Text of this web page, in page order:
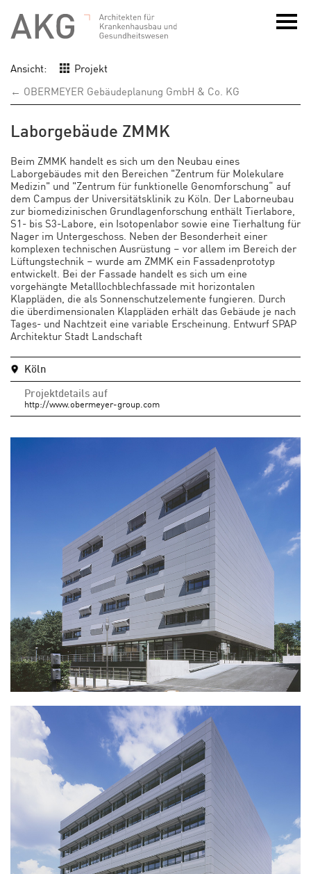
Ansicht:
Projekt
← OBERMEYER Gebäudeplanung GmbH & Co. KG
Laborgebäude ZMMK
Beim ZMMK handelt es sich um den Neubau eines
Laborgebäudes mit den Bereichen "Zentrum für Molekulare
Medizin" und "Zentrum für funktionelle Genomforschung“ auf
dem Campus der Universitätsklinik zu Köln. Der Laborneubau
zur biomedizinischen Grundlagenforschung enthält Tierlabore,
S1- bis S3-Labore, ein Isotopenlabor sowie eine Tierhaltung für
Nager im Untergeschoss. Neben der Besonderheit einer
komplexen technischen Ausrüstung – vor allem im Bereich der
Lüftungstechnik – wurde am ZMMK ein Fassadenprototyp
entwickelt. Bei der Fassade handelt es sich um eine
vorgehängte Metalllochblechfassade mit horizontalen
Klappläden, die als Sonnenschutzelemente fungieren. Durch
die überdimensionalen Klappläden erhält das Gebäude je nach
Tages- und Nachtzeit eine variable Erscheinung. Entwurf SPAP
Architektur Stadt Landschaft
Köln
Projektdetails auf
http://www.obermeyer-group.com